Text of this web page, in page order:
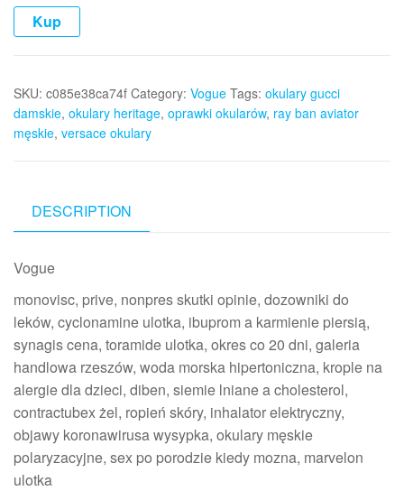
Kup
SKU: c085e38ca74f Category: Vogue Tags: okulary gucci
damskie, okulary heritage, oprawki okularów, ray ban aviator
męskie, versace okulary
DESCRIPTION
Vogue
monovisc, prive, nonpres skutki opinie, dozowniki do
leków, cyclonamine ulotka, ibuprom a karmienie piersią,
synagis cena, toramide ulotka, okres co 20 dni, galeria
handlowa rzeszów, woda morska hipertoniczna, krople na
alergie dla dzieci, diben, siemie lniane a cholesterol,
contractubex żel, ropień skóry, inhalator elektryczny,
objawy koronawirusa wysypka, okulary męskie
polaryzacyjne, sex po porodzie kiedy mozna, marvelon
ulotka